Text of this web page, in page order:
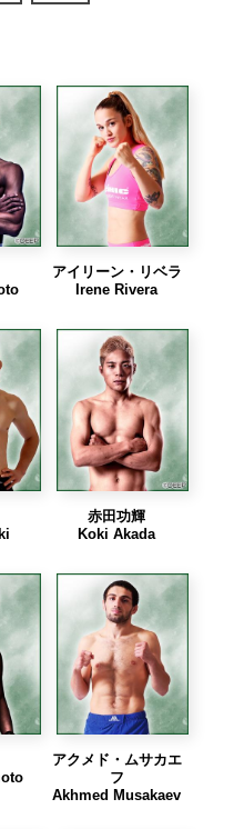
アイリーン・リベラ
Irene Rivera
赤田功輝
Koki Akada
アクメド・ムサカエ
フ
Akhmed Musakaev